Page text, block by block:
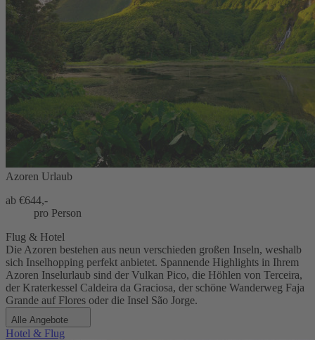
Azoren Urlaub
ab €644,-
pro Person
Flug & Hotel
Die Azoren bestehen aus neun verschieden großen Inseln, weshalb
sich Inselhopping perfekt anbietet. Spannende Highlights in Ihrem
Azoren Inselurlaub sind der Vulkan Pico, die Höhlen von Terceira,
der Kraterkessel Caldeira da Graciosa, der schöne Wanderweg Faja
Grande auf Flores oder die Insel São Jorge.
Alle Angebote
Hotel & Flug